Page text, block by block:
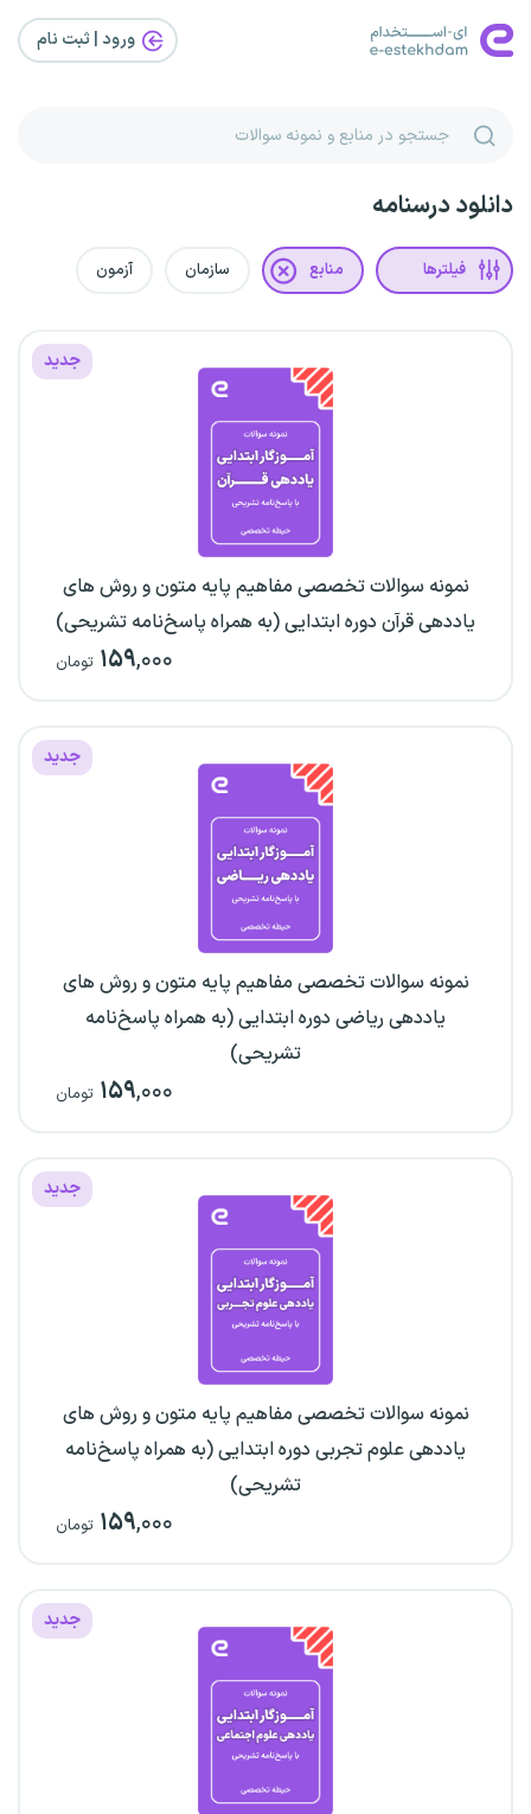
ورود | ثبت‌ نام
دانلود درسنامه
فیلترها منابع سازمان آزمون
جدید
نمونه سوالات تخصصی مفاهیم پایه متون و روش های
یاددهی قرآن دوره ابتدایی (به همراه پاسخ‌نامه تشریحی)
۱۵۹,۰۰۰ تومان
جدید
نمونه سوالات تخصصی مفاهیم پایه متون و روش های
یاددهی ریاضی دوره ابتدایی (به همراه پاسخ‌نامه
تشریحی)
۱۵۹,۰۰۰ تومان
جدید
نمونه سوالات تخصصی مفاهیم پایه متون و روش های
یاددهی علوم تجربی دوره ابتدایی (به همراه پاسخ‌نامه
تشریحی)
۱۵۹,۰۰۰ تومان
جدید